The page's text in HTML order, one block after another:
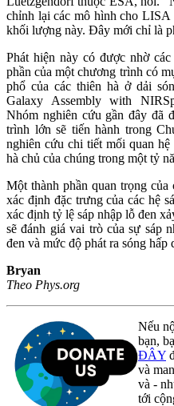
chỉnh lại các mô hình cho LISA
khối lượng này. Đây mới chỉ là
Phát hiện này có được nhờ
phần của một chương trình có
phổ của các thiên hà ở dải
Galaxy Assembly with
Nhóm nghiên cứu gần đây đã
trình lớn sẽ tiến hành trong
nghiên cứu chi tiết mối quan
hà chủ của chúng trong một tỷ
Một thành phần quan trọng
xác định đặc trưng của các hệ
xác định tỷ lệ sáp nhập lỗ đen
sẽ đánh giá vai trò của sự sáp
đen và mức độ phát ra sóng
Bryan
Theo Phys.org
Nếu
bạn,
ĐÂY
và
và -
tới